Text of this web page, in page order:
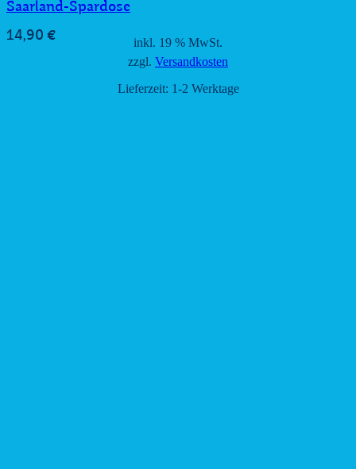
Saarland-Spardose
14,90 €
inkl. 19 % MwSt.
zzgl. Versandkosten
Lieferzeit: 1-2 Werktage